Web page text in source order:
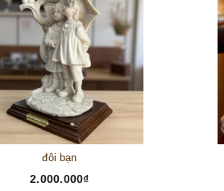
đôi bạn
2.000.000₫